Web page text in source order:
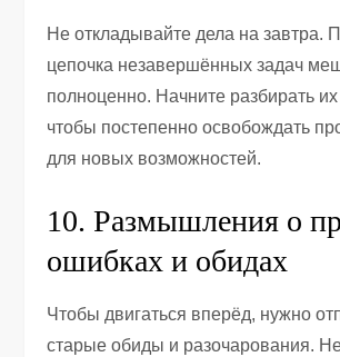
Не откладывайте дела на завтра.
цепочка незавершённых задач
полноценно. Начните разбирать
чтобы постепенно освобождать
для новых возможностей.
10. Размышления о
ошибках и обидах
Чтобы двигаться вперёд, нужно
старые обиды и разочарования.